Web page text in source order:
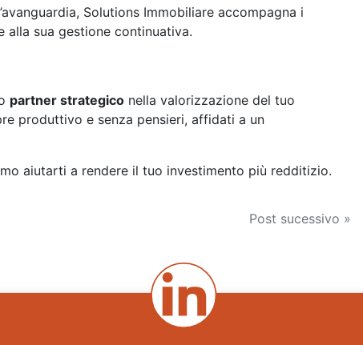
Solutions Immobiliare accompagna i
alla sua gestione continuativa.
partner strategico nella valorizzazione del tuo
produttivo e senza pensieri, affidati a un
aiutarti a rendere il tuo investimento più redditizio.
Post sucessivo »